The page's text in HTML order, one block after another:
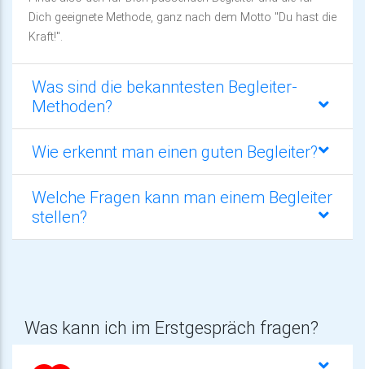
Dich geeignete Methode, ganz nach dem Motto "Du hast die
Kraft!".
Was sind die bekanntesten Begleiter-
Methoden?
Wie erkennt man einen guten Begleiter?
Welche Fragen kann man einem Begleiter
stellen?
Was kann ich im Erstgespräch fragen?